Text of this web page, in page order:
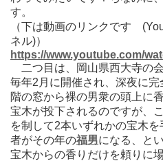
す。
（下は動画のリンクです
ネル)）
https://www.youtube.com/
二つ目は、岡山県西大寺の
毎年2月に開催され、深夜に
階の窓から裸の男衆の頭上に
宝木が投下されるのですが、
を制して2本いずれかの宝木
者がその年の福男になる、と
宝木からの香りだけを頼りに